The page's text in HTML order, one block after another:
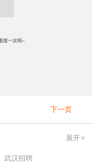
搜一次呗~
下一页
展开
武汉招聘